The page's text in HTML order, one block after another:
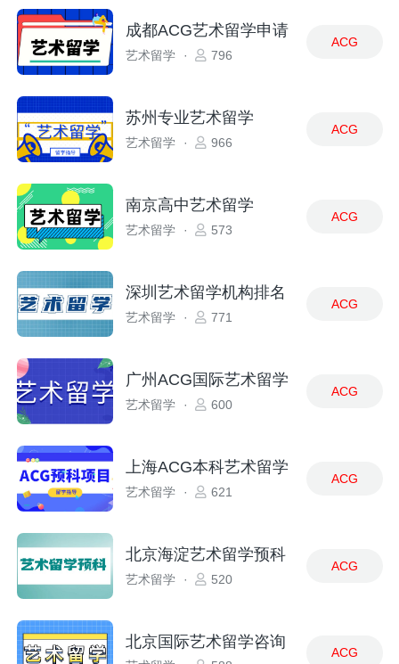
成都ACG艺术留学申请
艺术留学 · 796
ACG
苏州专业艺术留学
艺术留学 · 966
ACG
南京高中艺术留学
艺术留学 · 573
ACG
深圳艺术留学机构排名
艺术留学 · 771
ACG
广州ACG国际艺术留学
艺术留学 · 600
ACG
上海ACG本科艺术留学
艺术留学 · 621
ACG
北京海淀艺术留学预科
艺术留学 · 520
ACG
北京国际艺术留学咨询
ACG